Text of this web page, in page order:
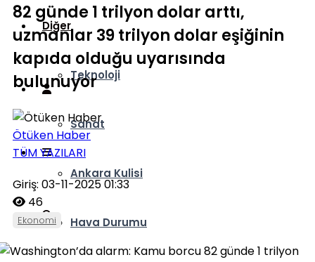
Diğer
Teknoloji
Sanat
Ankara Kulisi
Hava Durumu
82 günde 1 trilyon dolar arttı,
uzmanlar 39 trilyon dolar eşiğinin
kapıda olduğu uyarısında
bulunuyor
Ötüken Haber
TÜM YAZILARI
Giriş: 03-11-2025 01:33
46
Ekonomi